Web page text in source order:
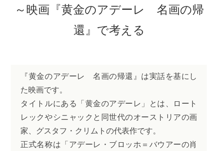
～映画『黄金のアデーレ 名画の帰
還』で考える
『黄金のアデーレ 名画の帰還』は実話を基にし
た映画です。
タイトルにある「黄金のアデーレ」とは、ロート
レックやシニャックと同世代のオーストリアの画
家、グスタフ・クリムトの代表作です。
正式名称は「アデーレ・ブロッホ＝バウアーの肖